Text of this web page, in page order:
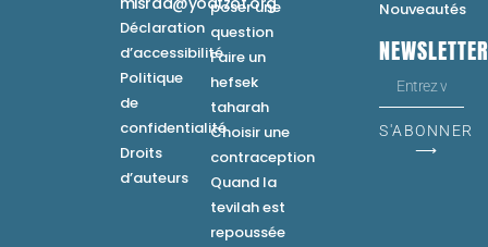
Déclaration
d’accessibilité
Politique
de
confidentialité
Droits
d’auteurs
poser une
question
Faire un
hefsek
taharah
Choisir une
contraception
Quand la
tevilah est
repoussée
Nouveautés
S'ABONNER
⟶